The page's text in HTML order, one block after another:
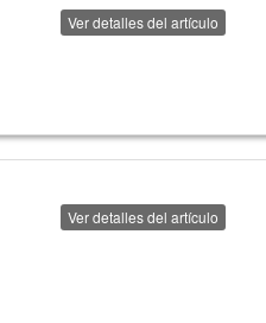
Ver detalles del artículo
Ver detalles del artículo